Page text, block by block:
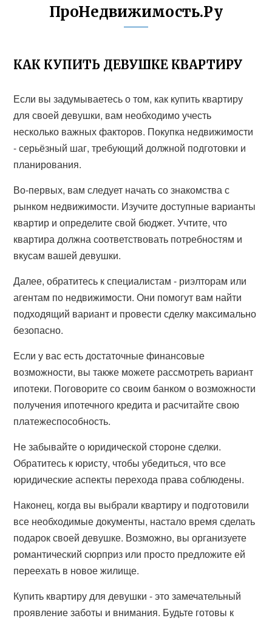
ПроНедвижимость.Ру
КАК КУПИТЬ ДЕВУШКЕ КВАРТИРУ
Если вы задумываетесь о том, как купить квартиру
для своей девушки, вам необходимо учесть
несколько важных факторов. Покупка недвижимости
- серьёзный шаг, требующий должной подготовки и
планирования.
Во-первых, вам следует начать со знакомства с
рынком недвижимости. Изучите доступные варианты
квартир и определите свой бюджет. Учтите, что
квартира должна соответствовать потребностям и
вкусам вашей девушки.
Далее, обратитесь к специалистам - риэлторам или
агентам по недвижимости. Они помогут вам найти
подходящий вариант и провести сделку максимально
безопасно.
Если у вас есть достаточные финансовые
возможности, вы также можете рассмотреть вариант
ипотеки. Поговорите со своим банком о возможности
получения ипотечного кредита и расчитайте свою
платежеспособность.
Не забывайте о юридической стороне сделки.
Обратитесь к юристу, чтобы убедиться, что все
юридические аспекты перехода права соблюдены.
Наконец, когда вы выбрали квартиру и подготовили
все необходимые документы, настало время сделать
подарок своей девушке. Возможно, вы организуете
романтический сюрприз или просто предложите ей
переехать в новое жилище.
Купить квартиру для девушки - это замечательный
проявление заботы и внимания. Будьте готовы к